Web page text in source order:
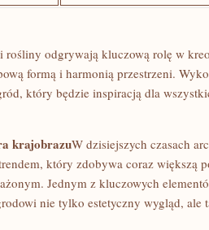
rośliny odgrywają kluczową⁣ rolę w
formą i harmonią przestrzeni.
który będzie inspiracją​ dla
krajobrazuW dzisiejszych czasach
który zdobywa coraz większą
Jednym⁣ z kluczowych
nie tylko estetyczny wygląd, ale